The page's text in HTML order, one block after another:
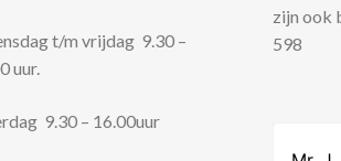
t/m vrijdag 9.30 –
uur.
9.30 – 16.00uur
zijn ook
598